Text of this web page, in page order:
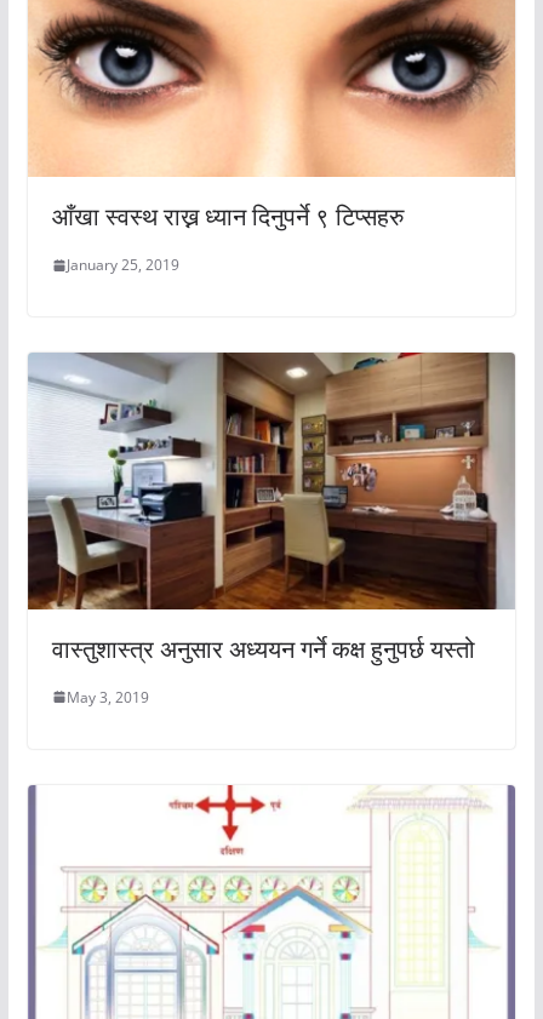
आँखा स्वस्थ राख्न ध्यान दिनुपर्ने ९ टिप्सहरु
January 25, 2019
वास्तुशास्त्र अनुसार अध्ययन गर्ने कक्ष हुनुपर्छ यस्तो
May 3, 2019